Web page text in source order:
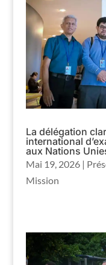
La délégation
international
aux Nations
Mai 19, 2026|
Mission